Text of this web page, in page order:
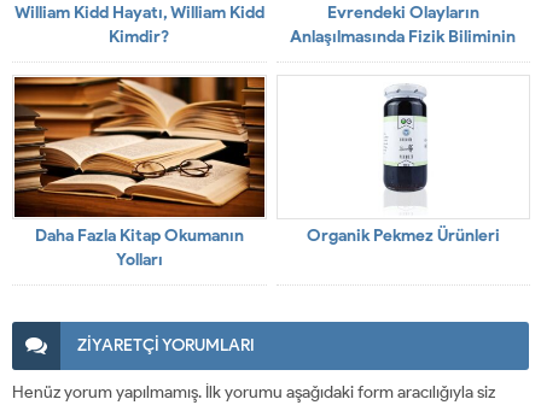
William Kidd Hayatı, William Kidd
Kimdir?
Evrendeki Olayların
Anlaşılmasında Fizik Biliminin
Önemi
Daha Fazla Kitap Okumanın
Yolları
Organik Pekmez Ürünleri
ZİYARETÇİ YORUMLARI
Henüz yorum yapılmamış. İlk yorumu aşağıdaki form aracılığıyla siz